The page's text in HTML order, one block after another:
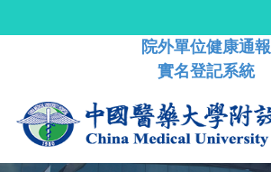
院外單位健康通報
實名登記系統